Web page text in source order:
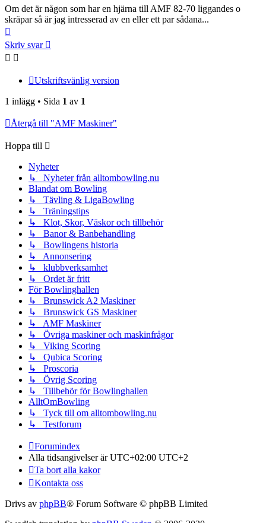
Om det är någon som har en hjärna till AMF 82-70 liggandes o
skräpar så är jag intresserad av en eller ett par sådana...
Skriv svar
Utskriftsvänlig version
1 inlägg • Sida 1 av 1
Återgå till "AMF Maskiner"
Hoppa till
Nyheter
↳ Nyheter från alltombowling.nu
Blandat om Bowling
↳ Tävling & LigaBowling
↳ Träningstips
↳ Klot, Skor, Väskor och tillbehör
↳ Banor & Banbehandling
↳ Bowlingens historia
↳ Annonsering
↳ klubbverksamhet
↳ Ordet är fritt
För Bowlinghallen
↳ Brunswick A2 Maskiner
↳ Brunswick GS Maskiner
↳ AMF Maskiner
↳ Övriga maskiner och maskinfrågor
↳ Viking Scoring
↳ Qubica Scoring
↳ Proscoria
↳ Övrig Scoring
↳ Tillbehör för Bowlinghallen
AlltOmBowling
↳ Tyck till om alltombowling.nu
↳ Testforum
Forumindex
Alla tidsangivelser är UTC+02:00 UTC+2
Ta bort alla kakor
Kontakta oss
Drivs av phpBB® Forum Software © phpBB Limited